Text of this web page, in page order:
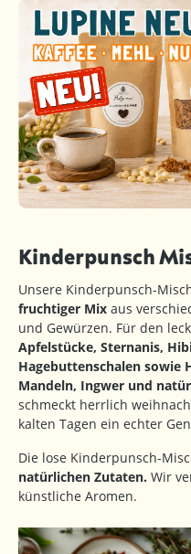
Kinderpunsch
Unsere Kinderpunsch-
fruchtiger Mix aus
und Gewürzen. Für den
Apfelstücke, Sternanis,
Hagebuttenschalen sowie
Mandeln, Ingwer und
schmeckt herrlich
kalten Tagen ein echter
Die lose Kinderpunsch-
natürlichen Zutaten. Wir
künstliche Aromen.